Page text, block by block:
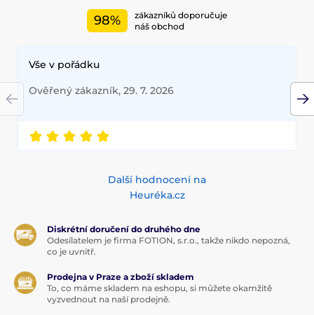
98%
zákazníků doporučuje
náš obchod
Vše v pořádku
Ověřený zákazník, 29. 7. 2026
Další hodnocení na
Heuréka.cz
Diskrétní doručení do druhého dne
Odesílatelem je firma FOTION, s.r.o., takže nikdo nepozná,
co je uvnitř.
Prodejna v Praze a zboží skladem
To, co máme skladem na eshopu, si můžete okamžitě
vyzvednout na naší prodejně.